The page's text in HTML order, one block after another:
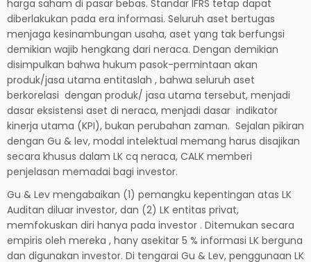
harga saham di pasar bebas. Standar IFRS tetap dapat
diberlakukan pada era informasi. Seluruh aset bertugas
menjaga kesinambungan usaha, aset yang tak berfungsi
demikian wajib hengkang dari neraca. Dengan demikian
disimpulkan bahwa hukum pasok-permintaan akan
produk/jasa utama entitaslah , bahwa seluruh aset
berkorelasi dengan produk/ jasa utama tersebut, menjadi
dasar eksistensi aset di neraca, menjadi dasar indikator
kinerja utama (KPI), bukan perubahan zaman. Sejalan pikiran
dengan Gu & lev, modal intelektual memang harus disajikan
secara khusus dalam LK cq neraca, CALK memberi
penjelasan memadai bagi investor.
Gu & Lev mengabaikan (1) pemangku kepentingan atas LK
Auditan diluar investor, dan (2) LK entitas privat,
memfokuskan diri hanya pada investor . Ditemukan secara
empiris oleh mereka , hany asekitar 5 % informasi LK berguna
dan digunakan investor. Di tengarai Gu & Lev, penggunaan LK